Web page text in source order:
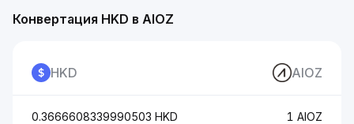
Конвертация HKD в AIOZ
HKD AIOZ
0.3666608339990503 HKD 1 AIOZ